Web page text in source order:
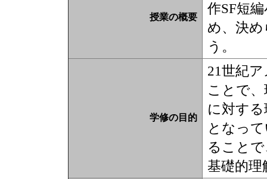
授業の概要
作SF短
め、決
う。
学修の目的
21世紀
ことで
に対す
となっ
ること
基礎的理